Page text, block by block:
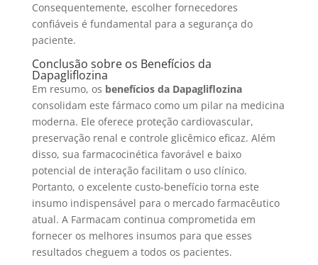
Consequentemente, escolher fornecedores
confiáveis é fundamental para a segurança do
paciente.
Conclusão sobre os Benefícios da
Dapagliflozina
Em resumo, os benefícios da Dapagliflozina
consolidam este fármaco como um pilar na medicina
moderna. Ele oferece proteção cardiovascular,
preservação renal e controle glicêmico eficaz. Além
disso, sua farmacocinética favorável e baixo
potencial de interação facilitam o uso clínico.
Portanto, o excelente custo-benefício torna este
insumo indispensável para o mercado farmacêutico
atual. A Farmacam continua comprometida em
fornecer os melhores insumos para que esses
resultados cheguem a todos os pacientes.